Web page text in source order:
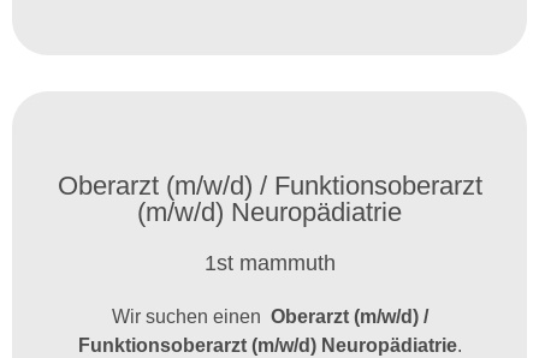
Oberarzt (m/w/d) / Funktionsoberarzt
(m/w/d) Neuropädiatrie
1st mammuth
Wir suchen einen Oberarzt (m/w/d) /
Funktionsoberarzt (m/w/d) Neuropädiatrie.